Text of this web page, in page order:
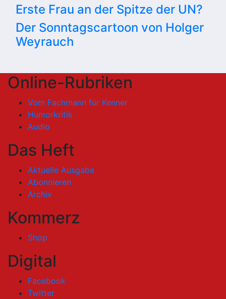
Erste Frau an der Spitze der UN?
Der Sonntagscartoon von Holger
Weyrauch
Online-Rubriken
Vom Fachmann für Kenner
Humorkritik
Audio
Das Heft
Aktuelle Ausgabe
Abonnieren
Archiv
Kommerz
Shop
Digital
Facebook
Twitter